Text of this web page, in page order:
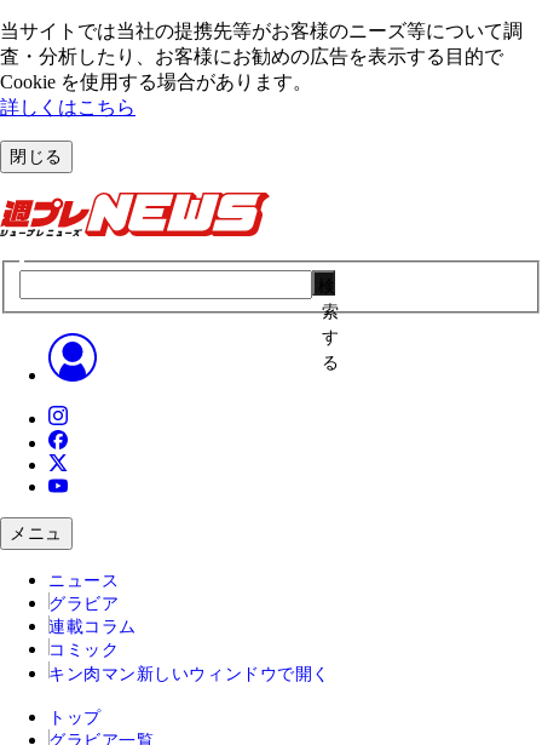
当サイトでは当社の提携先等がお客様のニーズ等について調
査・分析したり、お客様にお勧めの広告を表⽰する⽬的で
Cookie を使⽤する場合があります。
詳しくはこちら
閉じる
索
す
る
メニュ
ニュース
グラビア
連載コラム
コミック
キン肉マン 新しいウィンドウで開く
トップ
グラビア一覧